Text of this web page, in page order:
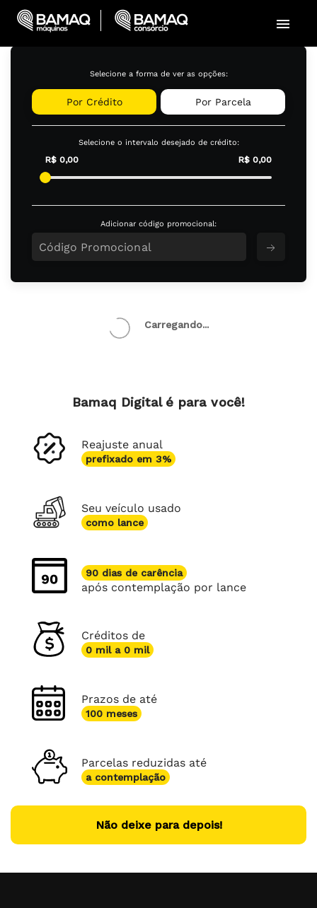
menu
Selecione a forma de ver as opções:
Por Crédito Por Parcela
Selecione o intervalo desejado de crédito:
R$ 0,00 R$ 0,00
Adicionar código promocional:
Carregando...
Bamaq Digital é para você!
Reajuste anual
prefixado em 3%
Seu veículo usado
como lance
90 dias de carência
após contemplação por lance
Créditos de
0 mil a 0 mil
Prazos de até
100 meses
Parcelas reduzidas até
a contemplação
Não deixe para depois!